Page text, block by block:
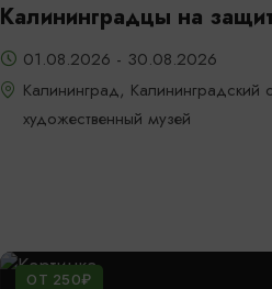
Калининградцы на
01.08.2026 - 30.08.2026
Калининград, Калининградский
художественный музей
ОТ 250₽